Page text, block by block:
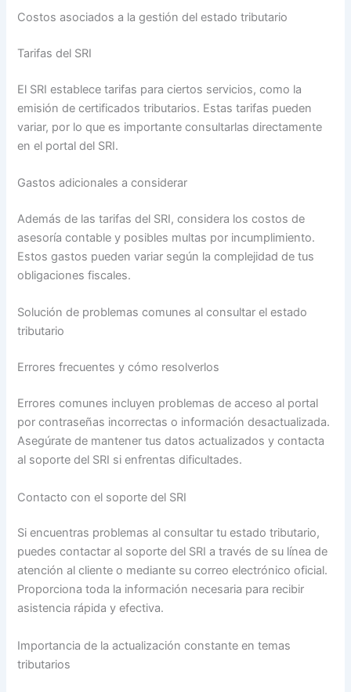
Costos asociados a la gestión del estado tributario
Tarifas del SRI
El SRI establece tarifas para ciertos servicios, como la
emisión de certificados tributarios. Estas tarifas pueden
variar, por lo que es importante consultarlas directamente
en el portal del SRI.
Gastos adicionales a considerar
Además de las tarifas del SRI, considera los costos de
asesoría contable y posibles multas por incumplimiento.
Estos gastos pueden variar según la complejidad de tus
obligaciones fiscales.
Solución de problemas comunes al consultar el estado
tributario
Errores frecuentes y cómo resolverlos
Errores comunes incluyen problemas de acceso al portal
por contraseñas incorrectas o información desactualizada.
Asegúrate de mantener tus datos actualizados y contacta
al soporte del SRI si enfrentas dificultades.
Contacto con el soporte del SRI
Si encuentras problemas al consultar tu estado tributario,
puedes contactar al soporte del SRI a través de su línea de
atención al cliente o mediante su correo electrónico oficial.
Proporciona toda la información necesaria para recibir
asistencia rápida y efectiva.
Importancia de la actualización constante en temas
tributarios